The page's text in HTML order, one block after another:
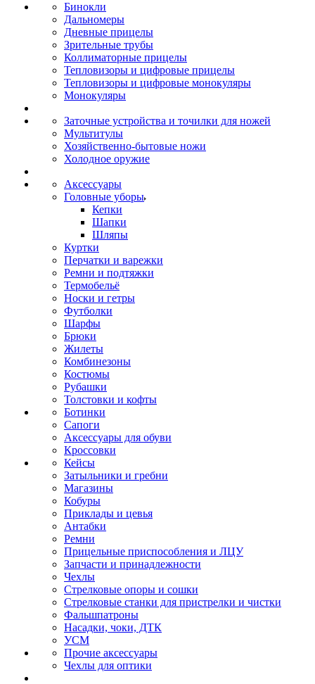
Бинокли
Дальномеры
Дневные прицелы
Зрительные трубы
Коллиматорные прицелы
Тепловизоры и цифровые прицелы
Тепловизоры и цифровые монокуляры
Монокуляры
Заточные устройства и точилки для ножей
Мультитулы
Хозяйственно-бытовые ножи
Холодное оружие
Аксессуары
Головные уборы
Кепки
Шапки
Шляпы
Куртки
Перчатки и варежки
Ремни и подтяжки
Термобельё
Носки и гетры
Футболки
Шарфы
Брюки
Жилеты
Комбинезоны
Костюмы
Рубашки
Толстовки и кофты
Ботинки
Сапоги
Аксессуары для обуви
Кроссовки
Кейсы
Затыльники и гребни
Магазины
Кобуры
Приклады и цевья
Антабки
Ремни
Прицельные приспособления и ЛЦУ
Запчасти и принадлежности
Чехлы
Стрелковые опоры и сошки
Стрелковые станки для пристрелки и чистки
Фальшпатроны
Насадки, чоки, ДТК
УСМ
Прочие аксессуары
Чехлы для оптики